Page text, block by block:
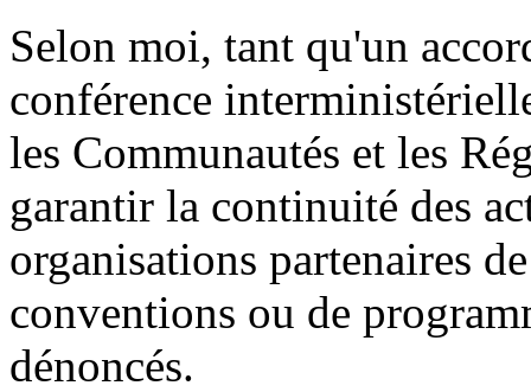
Selon moi, tant qu'un
conférence
les Communautés et les
garantir la continuité des
organisations partenaires
conventions ou de
dénoncés.